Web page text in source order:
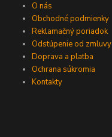
O nás
Obchodné podmienky
Reklamačný poriadok
Odstúpenie od zmluvy
Doprava a platba
Ochrana súkromia
Kontakty